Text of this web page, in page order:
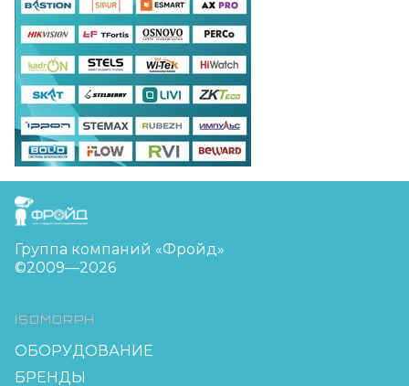
FreudGroup
Группа компаний «Фройд»
©2009—2026
ISOMORPH
ОБОРУДОВАНИЕ
БРЕНДЫ